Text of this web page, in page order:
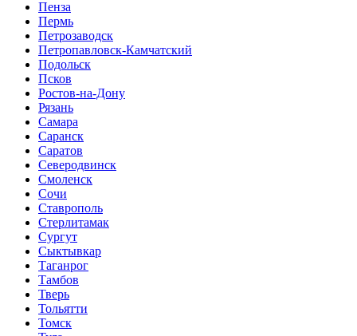
Пенза
Пермь
Петрозаводск
Петропавловск-Камчатский
Подольск
Псков
Ростов-на-Дону
Рязань
Самара
Саранск
Саратов
Северодвинск
Смоленск
Сочи
Ставрополь
Стерлитамак
Сургут
Сыктывкар
Таганрог
Тамбов
Тверь
Тольятти
Томск